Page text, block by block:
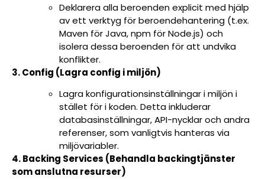
Deklarera alla beroenden explicit med hjälp
av ett verktyg för beroendehantering (t.ex.
Maven för Java, npm för Node.js) och
isolera dessa beroenden för att undvika
konflikter.
3. Config (Lagra config i miljön)
Lagra konfigurationsinställningar i miljön i
stället för i koden. Detta inkluderar
databasinställningar, API-nycklar och andra
referenser, som vanligtvis hanteras via
miljövariabler.
4. Backing Services (Behandla backingtjänster
som anslutna resurser)